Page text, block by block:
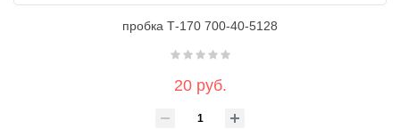
пробка Т-170 700-40-5128
20 руб.